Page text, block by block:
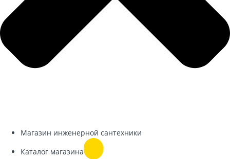
Магазин инженерной сантехники
Каталог магазина